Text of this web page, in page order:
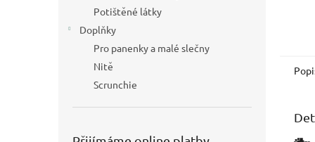
Potištěné látky
Doplňky
Pro panenky a malé slečny
Nitě
Scrunchie